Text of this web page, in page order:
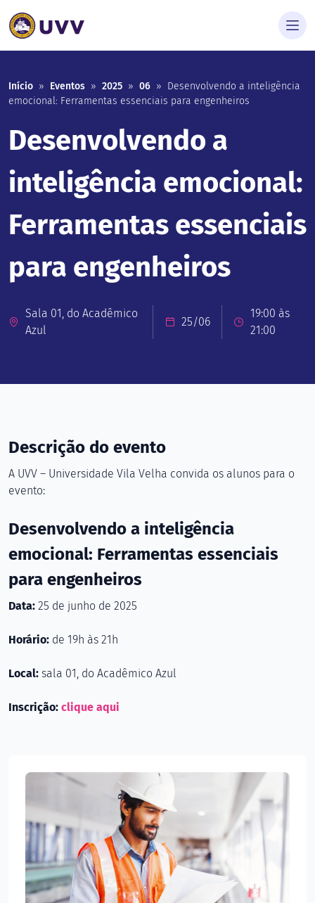
Início » Eventos » 2025 » 06 » Desenvolvendo a inteligência
emocional: Ferramentas essenciais para engenheiros
Desenvolvendo a
inteligência emocional:
Ferramentas essenciais
para engenheiros
Sala 01, do Acadêmico
Azul
25/06
19:00 às
21:00
Descrição do evento
A UVV – Universidade Vila Velha convida os alunos para o
evento:
Desenvolvendo a inteligência
emocional: Ferramentas essenciais
para engenheiros
Data: 25 de junho de 2025
Horário: de 19h às 21h
Local: sala 01, do Acadêmico Azul
Inscrição: clique aqui